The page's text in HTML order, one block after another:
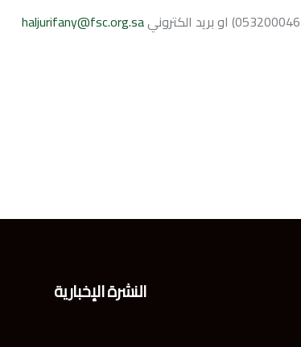
haljurifany@fsc.org.sa
النشرة الإخبارية